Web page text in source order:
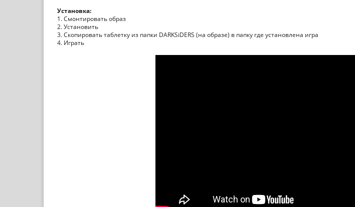
Установка:
1. Смонтировать образ
2. Установить
3. Скопировать таблетку из папки DARKSiDERS (на образе) в папку где установлена игра
4. Играть